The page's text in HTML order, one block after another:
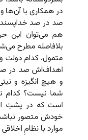
در همکاری با آن‌ها
صد در صد
هم می‌توان این
بلافاصله مطرح
متمول، کدام
اهداف‌اش صد در
و هیچ انگیزه و
شما نیست؟ کدام
است که در پشتِ
خودش متصور
موارد با نظامِ